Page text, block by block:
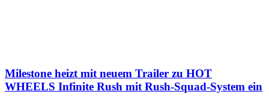
Milestone heizt mit neuem Trailer zu HOT
WHEELS Infinite Rush mit Rush-Squad-System ein